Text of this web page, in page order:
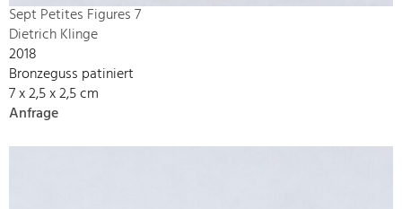
Sept Petites Figures 7
Dietrich Klinge
2018
Bronzeguss patiniert
7 x 2,5 x 2,5 cm
Anfrage